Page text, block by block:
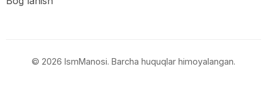
© 2026 IsmManosi. Barcha huquqlar himoyalangan.